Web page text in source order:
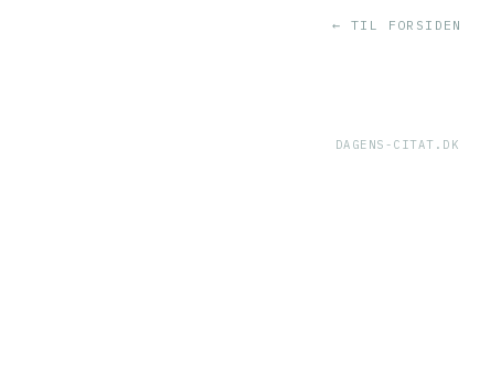
← TIL FORSIDEN
DAGENS-CITAT.DK